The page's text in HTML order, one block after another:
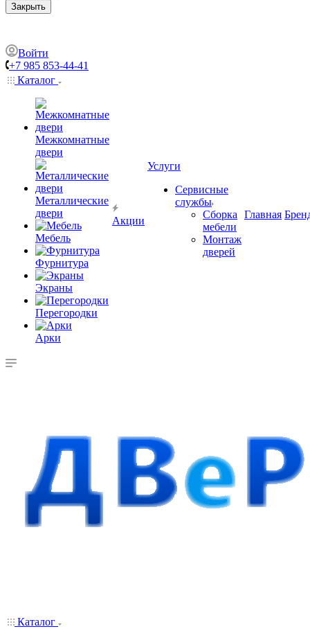
Закрыть
Войти
+7 985 853-44-41
Каталог
Межкомнатные
двери
Металлические
двери
Мебель
Фурнитура
Экраны
Перегородки
Арки
Акции
Услуги
Сервисные
службы
Сборка
мебели
Монтаж
дверей
Главная
Каталог